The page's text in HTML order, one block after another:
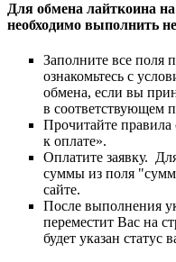
Для обмена лайткоина
необходимо выполнить
Заполните все поля
ознакомьтесь с
обмена, если вы
в соответствующем
Прочитайте
к оплате».
Оплатите заявку.
суммы из поля
сайте.
После выполнения
переместит Вас на
будет указан статус